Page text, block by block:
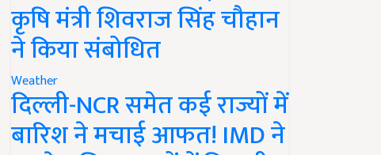
कृषि मंत्री शिवराज सिंह चौहान
ने किया संबोधित
Weather
दिल्ली-NCR समेत कई राज्यों में
बारिश ने मचाई आफत! IMD ने